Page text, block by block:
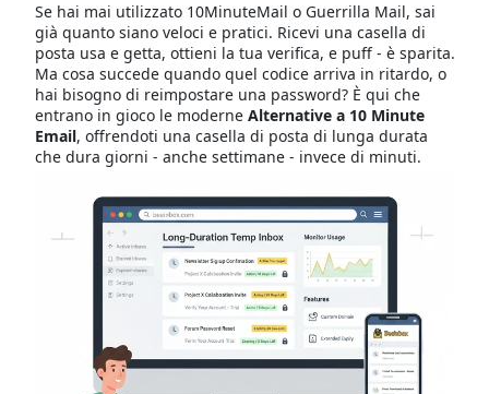
Se hai mai utilizzato 10MinuteMail o Guerrilla Mail, sai
già quanto siano veloci e pratici. Ricevi una casella di
posta usa e getta, ottieni la tua verifica, e puff - è sparita.
Ma cosa succede quando quel codice arriva in ritardo, o
hai bisogno di reimpostare una password? È qui che
entrano in gioco le moderne Alternative a 10 Minute
Email, offrendoti una casella di posta di lunga durata
che dura giorni - anche settimane - invece di minuti.